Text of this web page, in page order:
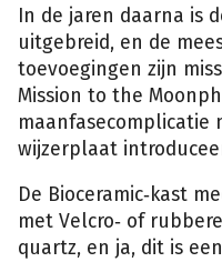
In de jaren daarna is
uitgebreid, en de
toevoegingen zijn
Mission to the
maanfasecomplicatie
wijzerplaat
De Bioceramic‑kast
met Velcro‑ of
quartz, en ja, dit is